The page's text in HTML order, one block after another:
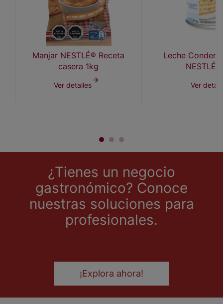
Manjar NESTLÉ® Receta
casera 1kg
Ver detalles
Leche
Ver
¿Tienes un negocio
gastronómico? Conoce
nuestras soluciones para
profesionales.
¡Explora ahora!